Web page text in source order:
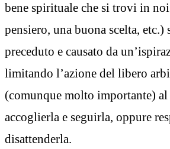
bene spirituale che si trovi in
pensiero, una buona scelta, etc.)
preceduto e causato da
limitando l’azione del libero
(comunque molto importante)
accoglierla e seguirla, oppure
disattenderla.